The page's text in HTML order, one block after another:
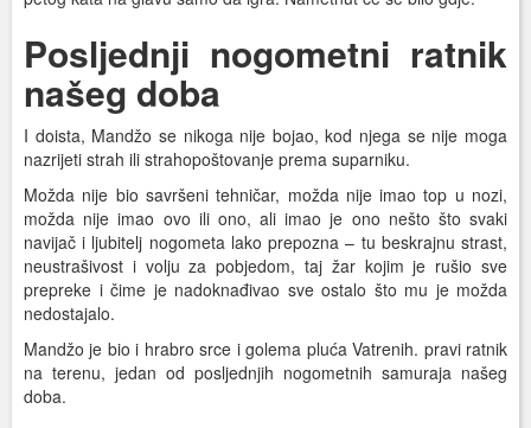
Posljednji nogometni ratnik
našeg doba
I doista, Mandžo se nikoga nije bojao, kod njega se nije moga
nazrijeti strah ili strahopoštovanje prema suparniku.
Možda nije bio savršeni tehničar, možda nije imao top u nozi,
možda nije imao ovo ili ono, ali imao je ono nešto što svaki
navijač i ljubitelj nogometa lako prepozna – tu beskrajnu strast,
neustrašivost i volju za pobjedom, taj žar kojim je rušio sve
prepreke i čime je nadoknađivao sve ostalo što mu je možda
nedostajalo.
Mandžo je bio i hrabro srce i golema pluća Vatrenih. pravi ratnik
na terenu, jedan od posljednjih nogometnih samuraja našeg
doba.